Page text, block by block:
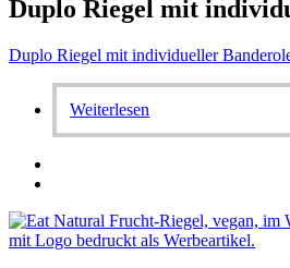
Duplo Riegel mit
Duplo Riegel mit individueller
Weiterlesen